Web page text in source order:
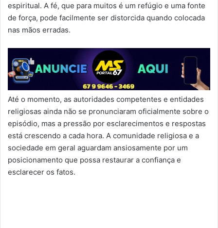
espiritual. A fé, que para muitos é um refúgio e uma fonte
de força, pode facilmente ser distorcida quando colocada
nas mãos erradas.
Até o momento, as autoridades competentes e entidades
religiosas ainda não se pronunciaram oficialmente sobre o
episódio, mas a pressão por esclarecimentos e respostas
está crescendo a cada hora. A comunidade religiosa e a
sociedade em geral aguardam ansiosamente por um
posicionamento que possa restaurar a confiança e
esclarecer os fatos.